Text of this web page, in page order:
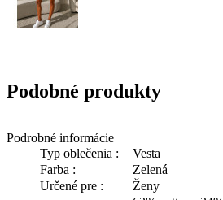
Podrobné informácie
Typ oblečenia :
Vesta
Farba :
Zelená
Určené pre :
Ženy
Podobné produkty